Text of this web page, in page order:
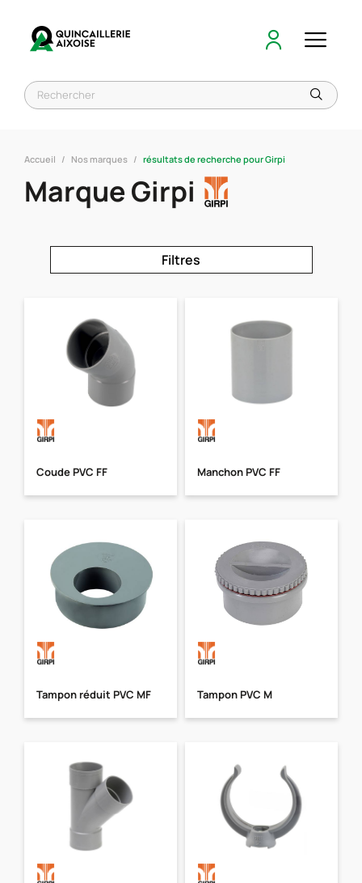
Accueil Nos marques résultats de recherche pour Girpi
Marque Girpi
Filtres
Coude PVC FF Manchon PVC FF
Tampon réduit PVC MF Tampon PVC M